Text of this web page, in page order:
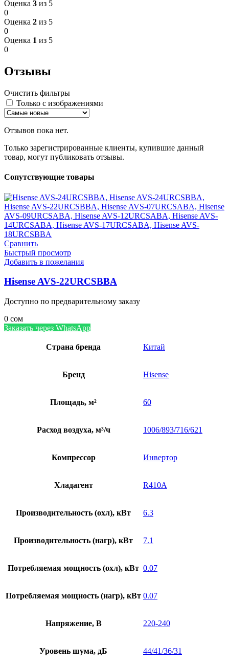
Оценка 3 из 5
0
Оценка 2 из 5
0
Оценка 1 из 5
0
Отзывы
Очистить фильтры
Только с изображениями
Отзывов пока нет.
Только зарегистрированные клиенты, купившие данный
товар, могут публиковать отзывы.
Сопутствующие товары
Сравнить
Быстрый просмотр
Добавить в пожелания
Hisense AVS-22URCSBBA
Доступно по предварительному заказу
0 сом
Заказать через WhatsApp
Страна бренда Китай
Бренд Hisense
Площадь, м² 60
Расход воздуха, м³/ч 1006/893/716/621
Компрессор Инвертор
Хладагент R410A
Производительность (охл), кВт 6.3
Производительность (нагр), кВт 7.1
Потребляемая мощность (охл), кВт 0.07
Потребляемая мощность (нагр), кВт 0.07
Напряжение, В 220-240
Уровень шума, дБ 44/41/36/31